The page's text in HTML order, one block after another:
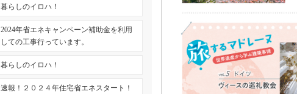
暮らしのイロハ！
2024年省エネキャンペーン補助金を利用
しての工事行っています。
暮らしのイロハ！
速報！２０２４年住宅省エネスタート！